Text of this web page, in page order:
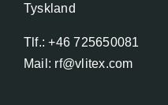
Tyskland
Tlf.: +46 725650081
Mail: rf@vlitex.com